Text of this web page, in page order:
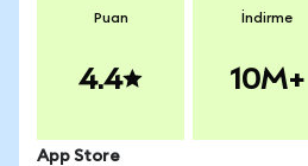
Puan
4.4
İndirme
10M+
App Store